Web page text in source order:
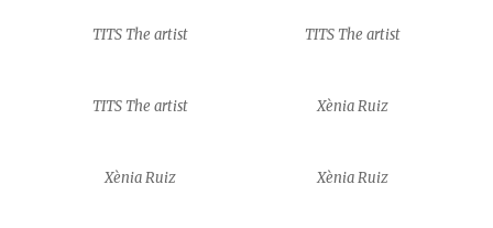
TITS The artist TITS The artist
TITS The artist Xènia Ruiz
Xènia Ruiz Xènia Ruiz